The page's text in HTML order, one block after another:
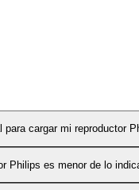
cargar mi reproductor
Philips es menor de lo